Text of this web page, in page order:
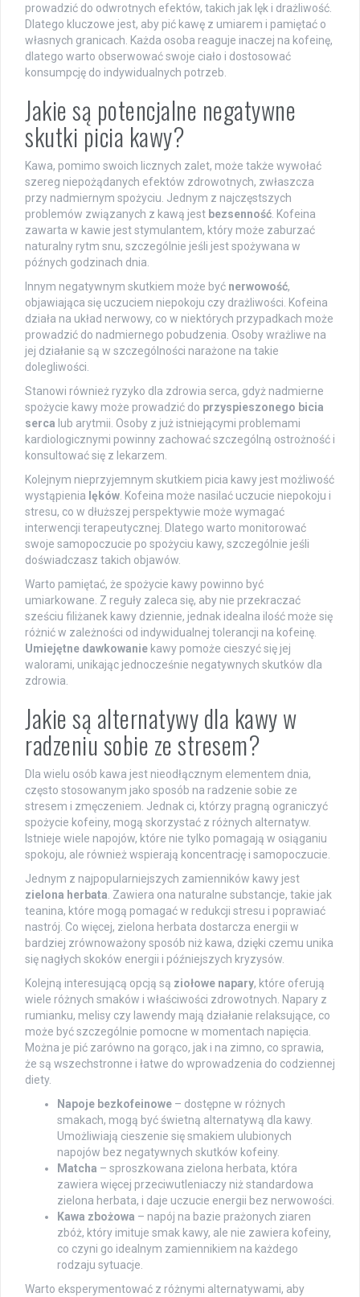
prowadzić do odwrotnych efektów, takich jak lęk i drażliwość.
Dlatego kluczowe jest, aby pić kawę z umiarem i pamiętać o
własnych granicach. Każda osoba reaguje inaczej na kofeinę,
dlatego warto obserwować swoje ciało i dostosować
konsumpcję do indywidualnych potrzeb.
Jakie są potencjalne negatywne
skutki picia kawy?
Kawa, pomimo swoich licznych zalet, może także wywołać
szereg niepożądanych efektów zdrowotnych, zwłaszcza
przy nadmiernym spożyciu. Jednym z najczęstszych
problemów związanych z kawą jest bezsenność . Kofeina
zawarta w kawie jest stymulantem, który może zaburzać
naturalny rytm snu, szczególnie jeśli jest spożywana w
późnych godzinach dnia.
Innym negatywnym skutkiem może być nerwowość,
objawiająca się uczuciem niepokoju czy drażliwości. Kofeina
działa na układ nerwowy, co w niektórych przypadkach może
prowadzić do nadmiernego pobudzenia. Osoby wrażliwe na
jej działanie są w szczególności narażone na takie
dolegliwości.
Stanowi również ryzyko dla zdrowia serca, gdyż nadmierne
spożycie kawy może prowadzić do przyspieszonego bicia
serca lub arytmii. Osoby z już istniejącymi problemami
kardiologicznymi powinny zachować szczególną ostrożność i
konsultować się z lekarzem.
Kolejnym nieprzyjemnym skutkiem picia kawy jest możliwość
wystąpienia lęków . Kofeina może nasilać uczucie niepokoju i
stresu, co w dłuższej perspektywie może wymagać
interwencji terapeutycznej. Dlatego warto monitorować
swoje samopoczucie po spożyciu kawy, szczególnie jeśli
doświadczasz takich objawów.
Warto pamiętać, że spożycie kawy powinno być
umiarkowane. Z reguły zaleca się, aby nie przekraczać
sześciu filiżanek kawy dziennie, jednak idealna ilość może się
różnić w zależności od indywidualnej tolerancji na kofeinę.
Umiejętne dawkowanie kawy pomoże cieszyć się jej
walorami, unikając jednocześnie negatywnych skutków dla
zdrowia.
Jakie są alternatywy dla kawy w
radzeniu sobie ze stresem?
Dla wielu osób kawa jest nieodłącznym elementem dnia,
często stosowanym jako sposób na radzenie sobie ze
stresem i zmęczeniem. Jednak ci, którzy pragną ograniczyć
spożycie kofeiny, mogą skorzystać z różnych alternatyw.
Istnieje wiele napojów, które nie tylko pomagają w osiąganiu
spokoju, ale również wspierają koncentrację i samopoczucie.
Jednym z najpopularniejszych zamienników kawy jest
zielona herbata . Zawiera ona naturalne substancje, takie jak
teanina, które mogą pomagać w redukcji stresu i poprawiać
nastrój. Co więcej, zielona herbata dostarcza energii w
bardziej zrównoważony sposób niż kawa, dzięki czemu unika
się nagłych skoków energii i późniejszych kryzysów.
Kolejną interesującą opcją są ziołowe napary, które oferują
wiele różnych smaków i właściwości zdrowotnych. Napary z
rumianku, melisy czy lawendy mają działanie relaksujące, co
może być szczególnie pomocne w momentach napięcia.
Można je pić zarówno na gorąco, jak i na zimno, co sprawia,
że są wszechstronne i łatwe do wprowadzenia do codziennej
diety.
Napoje bezkofeinowe – dostępne w różnych
smakach, mogą być świetną alternatywą dla kawy.
Umożliwiają cieszenie się smakiem ulubionych
napojów bez negatywnych skutków kofeiny.
Matcha – sproszkowana zielona herbata, która
zawiera więcej przeciwutleniaczy niż standardowa
zielona herbata, i daje uczucie energii bez nerwowości.
Kawa zbożowa – napój na bazie prażonych ziaren
zbóż, który imituje smak kawy, ale nie zawiera kofeiny,
co czyni go idealnym zamiennikiem na każdego
rodzaju sytuacje.
Warto eksperymentować z różnymi alternatywami, aby